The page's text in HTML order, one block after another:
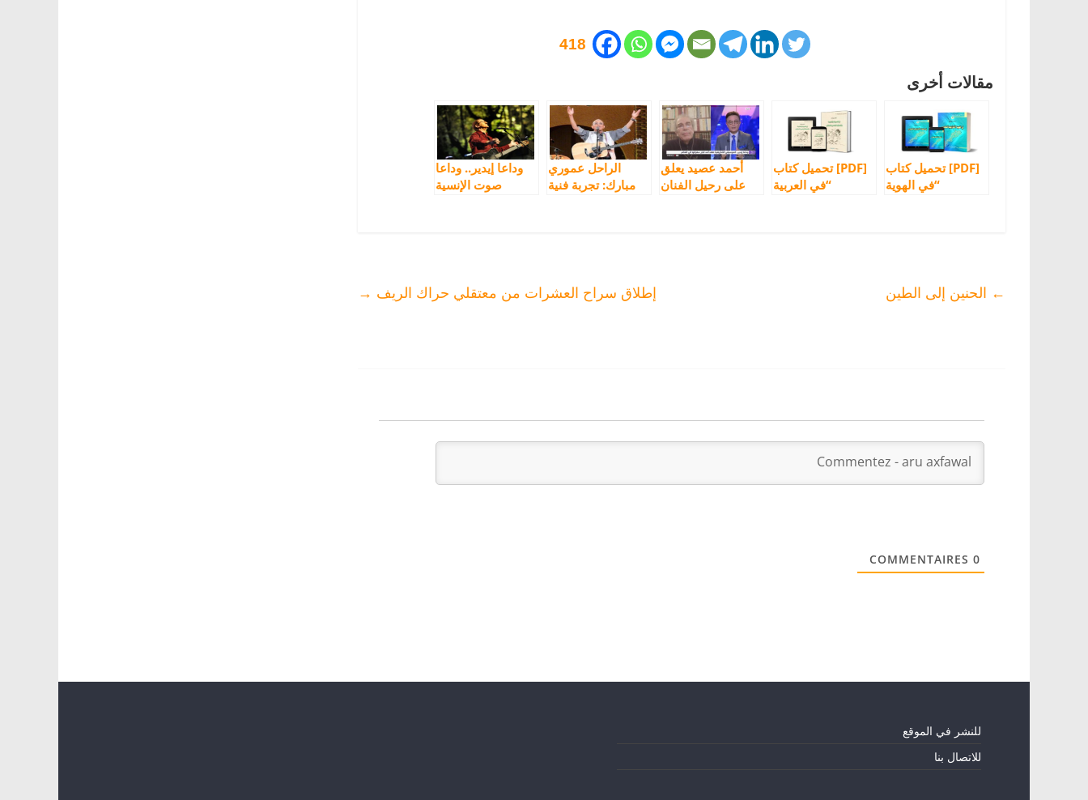
418
مقالات أخرى
[PDF] تحميل كتاب
“في الهوية
[PDF] تحميل كتاب
“في العربية
أحمد عصيد يعلق
على رحيل الفنان
الراحل عموري
مبارك: تجربة فنية
وداعا إيدير.. وداعا
صوت الإنسية
← الحنين إلى الطين إطلاق سراح العشرات من معتقلي حراك الريف →
0
للنشر في الموقع
للاتصال بنا